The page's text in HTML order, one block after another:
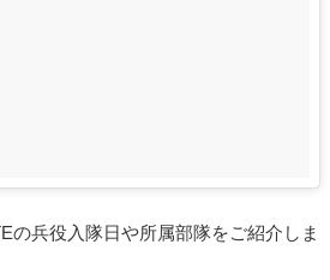
の兵役入隊日や所属部隊をご紹介しま